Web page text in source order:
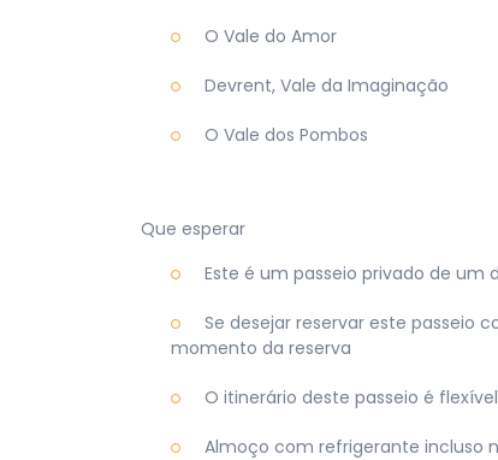
O Vale do Amor
Devrent, Vale da Imaginação
O Vale dos Pombos
Que esperar
Este é um passeio privado de um
Se desejar reservar este passeio
momento da reserva
O itinerário deste passeio é
Almoço com refrigerante incluso